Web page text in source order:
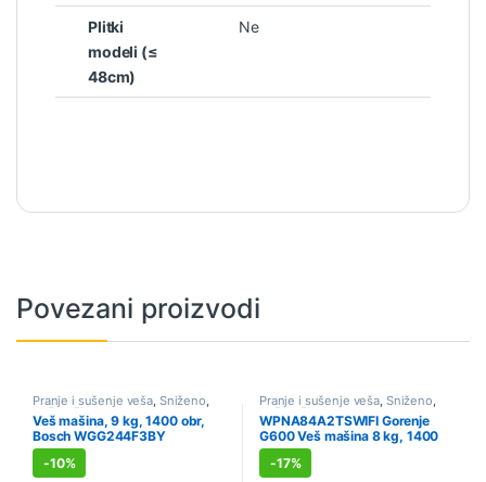
Plitki
modeli (≤
48cm)
Ne
Povezani proizvodi
Pranje i sušenje veša Sniženo
Veš mašine
Veš mašina, 9 kg, 1400 obr,
Bosch WGG244F3BY
-10%
Pranje i sušenje veša Sniženo
Veš mašine
WPNA84A2TSWIFI Gorenje
G600 Veš mašina 8 kg, 1400
rpm
-17%